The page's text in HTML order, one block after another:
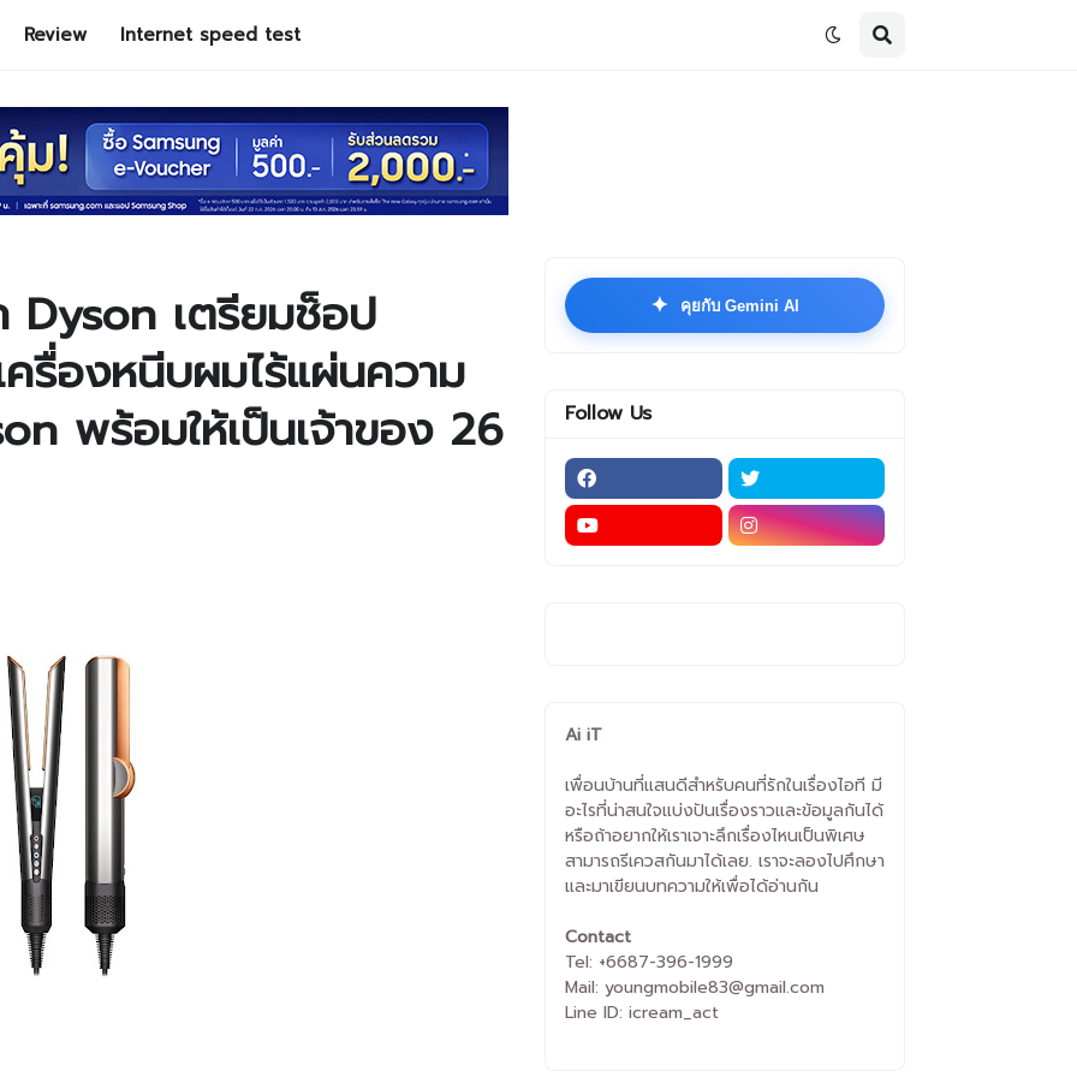
Review Internet speed test
Dyson เตรียมช็อป
รื่องหนีบผมไร้แผ่นความ
พร้อมให้เป็นเจ้าของ 26
✦ คุยกับ Gemini AI
Follow Us
Ai iT
เพื่อนบ้านที่แสนดีสำหรับคนที่รักในเรื่องไอที มี
อะไรที่น่าสนใจแบ่งปันเรื่องราวและข้อมูลกันได้
หรือถ้าอยากให้เราเจาะลึกเรื่องไหนเป็นพิเศษ
สามารถรีเควสกันมาได้เลย. เราจะลองไปศึกษา
และมาเขียนบทความให้เพื่อได้อ่านกัน
Contact
Tel: +6687-396-1999
Mail: youngmobile83@gmail.com
Line ID: icream_act